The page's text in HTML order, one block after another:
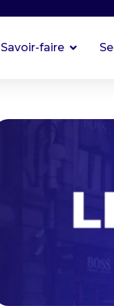
Savoir-faire